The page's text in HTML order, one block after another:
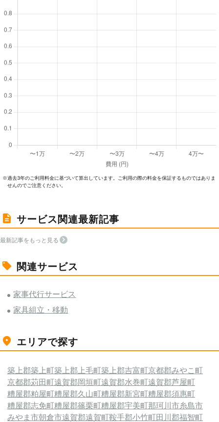
※過去3年のご利⽤料⾦に基づいて算出しています。ご利⽤の際の料⾦を保証するものではありま
せんのでご注意ください。
サービス関連最新記事
最新記事をもっと見る
関連サービス
家事代行サービス
家具組立・移動
エリアで探す
築上郡築上町築上郡上毛町築上郡吉富町京都郡みやこ町
京都郡苅田町遠賀郡岡垣町遠賀郡水巻町遠賀郡芦屋町
糟屋郡粕屋町糟屋郡久山町糟屋郡新宮町糟屋郡須惠町
糟屋郡志免町糟屋郡篠栗町糟屋郡宇美町那珂川市糸島市
みやま市朝倉市遠賀郡遠賀町鞍手郡小竹町田川郡福智町